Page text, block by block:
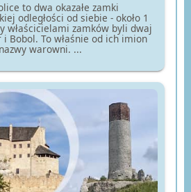
to dwa okazałe zamki
odległości od siebie - około 1
właścicielami zamków byli dwaj
Bobol. To właśnie od ich imion
warowni. ...